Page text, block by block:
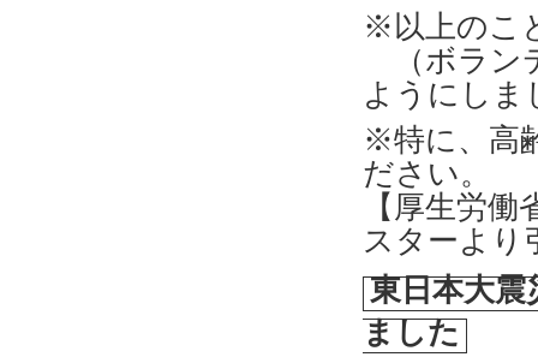
※以上のこ
（ボラン
ようにしま
※特に、高
ださい。
【厚生労
スターより
東日本大震
ました